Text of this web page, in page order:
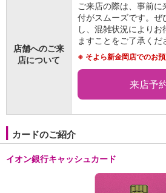
店舗へのご来
店について
ご来店の際は、事前
付がスムーズです。ぜ
し、混雑状況により
ますことをご了承くだ
※ そよら新金岡店でのお
来店予
カードのご紹介
イオン銀行キャッシュカード